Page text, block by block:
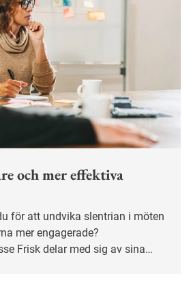
och mer effektiva
mer engagerade?
Frisk delar med sig av sina